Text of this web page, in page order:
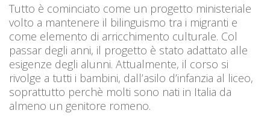
Tutto è cominciato come un progetto ministeriale
volto a mantenere il bilinguismo tra i migranti e
come elemento di arricchimento culturale. Col
passar degli anni, il progetto è stato adattato alle
esigenze degli alunni. Attualmente, il corso si
rivolge a tutti i bambini, dall’asilo d’infanzia al liceo,
soprattutto perchè molti sono nati in Italia da
almeno un genitore romeno.